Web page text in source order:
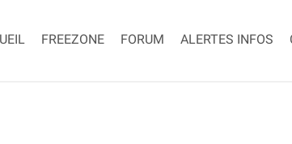
FREEZONE FORUM ALERTES INFOS